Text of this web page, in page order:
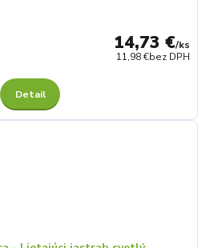
14,73 €/ks
11,98 €bez DPH
Detail